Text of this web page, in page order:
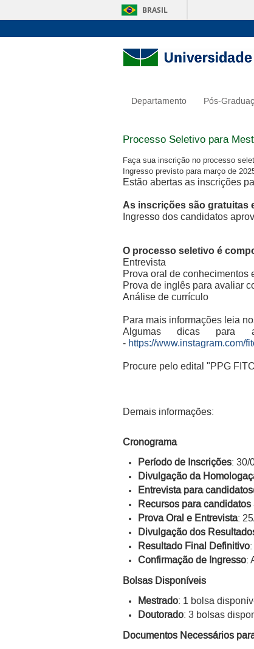
BRASIL
Departamento Pós-
Processo Seletivo para
Faça sua inscrição no processo
Ingresso previsto para março de
Estão abertas as inscrições
As inscrições são gratuitas
Ingresso dos candidatos
O processo seletivo é
Entrevista
Prova oral de conhecimentos
Prova de inglês para avaliar
Análise de currículo
Para mais informações leia
Algumas dicas para
- https://www.instagram.com/
Procure pelo edital "PPG
Demais informações:
Cronograma
Período de Inscrições: 30/
Divulgação da
Entrevista para
Recursos para
Prova Oral e Entrevista:
Divulgação dos
Resultado Final Definitivo
Confirmação de Ingresso:
Bolsas Disponíveis
Mestrado: 1 bolsa
Doutorado: 3 bolsas
Documentos Necessários